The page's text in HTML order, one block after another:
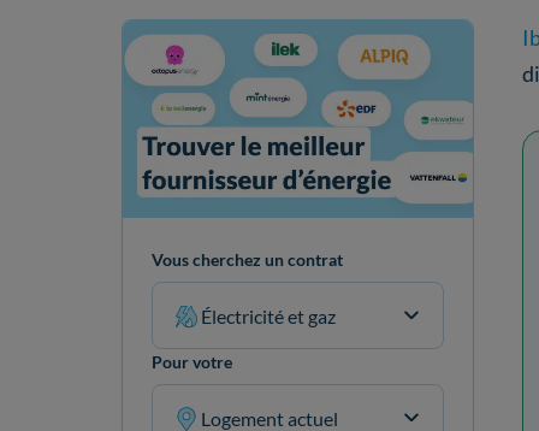
Vous cherchez un contrat
Électricité et gaz
Pour votre
Logement actuel